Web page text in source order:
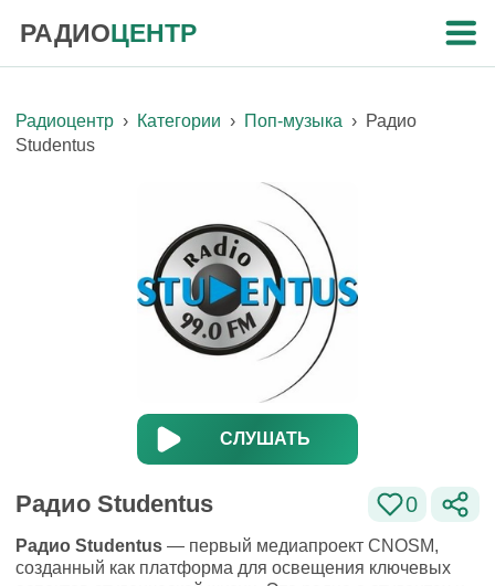
РАДИОЦЕНТР
Радиоцентр › Категории › Поп-музыка › Радио
Studentus
СЛУШАТЬ
Радио Studentus 0
Радио Studentus — первый медиапроект CNOSM,
созданный как платформа для освещения ключевых